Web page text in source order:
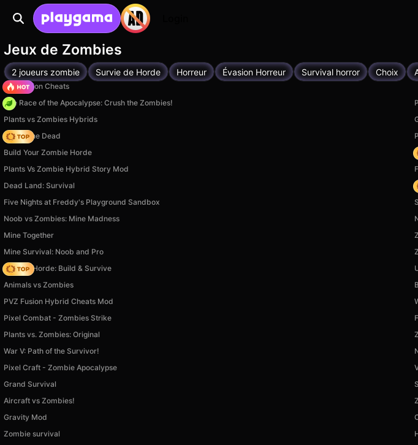
Jeux de Zombies
2 joueurs zombie Survie de Horde Horreur Évasion Horreur Survival horror Choix
PVZ Fusion Cheats
The Race of the Apocalypse: Crush the Zombies!
Plants vs Zombies Hybrids
Rise of the Dead
Build Your Zombie Horde
Plants Vs Zombie Hybrid Story Mod
Dead Land: Survival
Five Nights at Freddy's Playground Sandbox
Noob vs Zombies: Mine Madness
Mine Together
Mine Survival: Noob and Pro
Zombie Horde: Build & Survive
Animals vs Zombies
PVZ Fusion Hybrid Cheats Mod
Pixel Combat - Zombies Strike
Plants vs. Zombies: Original
War V: Path of the Survivor!
Pixel Craft - Zombie Apocalypse
Grand Survival
Aircraft vs Zombies!
Gravity Mod
Zombie survival